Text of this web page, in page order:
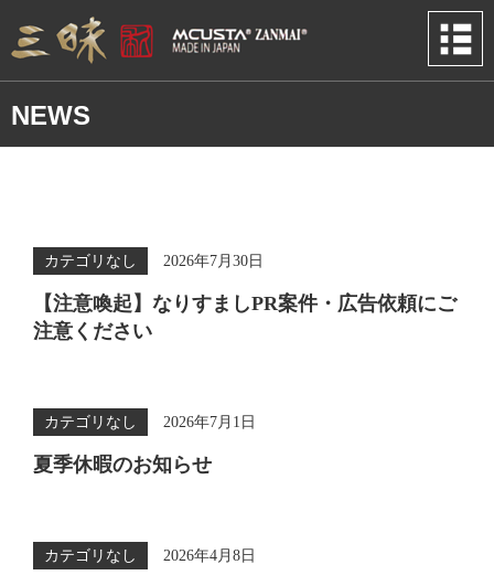
NEWS
カテゴリなし 2026年7月30日
【注意喚起】なりすましPR案件・広告依頼にご
注意ください
カテゴリなし 2026年7月1日
夏季休暇のお知らせ
カテゴリなし 2026年4月8日